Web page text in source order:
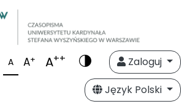
A A+ A++
Zaloguj
Język Polski